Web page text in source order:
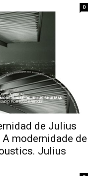
0
de Julius
modernidade de
Julius